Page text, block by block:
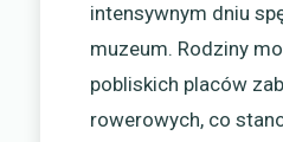
intensywnym dniu
muzeum. Rodziny
pobliskich placów
rowerowych, co